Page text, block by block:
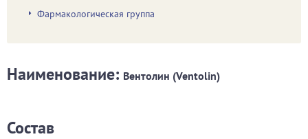
Фармакологическая группа
Наименование: Вентолин (Ventolin)
Состав